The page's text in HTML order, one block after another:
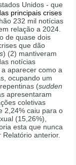
Unidos - que
principais crises
232 mil notícias
relação a 2024.
de quase dois
que dão
) (2) mantiveram
notícias
aparecer como a
ocupando um
(sudden
apresentaram
coletivas
2,24% caiu para o
(15,26%),
esta que nunca
anterior.